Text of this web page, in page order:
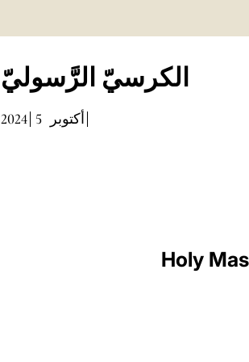
الكرسيّ الرَّسوليّ
2024 أكتوبر 5
Holy